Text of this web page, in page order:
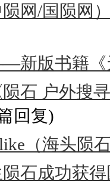
网/国陨网
新版书籍《
陨石 户外搜
回复)
（海头陨
石成功获